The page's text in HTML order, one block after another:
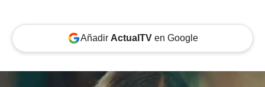
Añadir ActualTVen Google